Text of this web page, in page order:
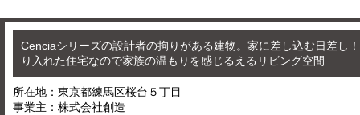
Cenciaシリーズの設計者の拘りがある建物。家に差し込む日差し
り入れた住宅なので家族の温もりを感じるえるリビング空間
所在地：東京都練馬区桜台５丁目
事業主：株式会社創造